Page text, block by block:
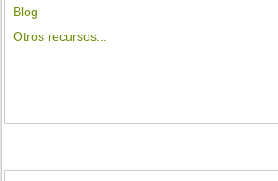
Blog
Otros recursos...